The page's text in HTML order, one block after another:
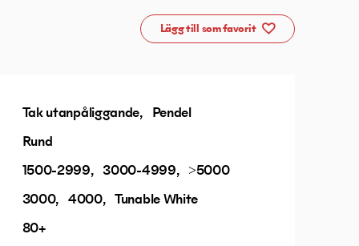
Lägg till som favorit
Tak utanpåliggande
Pendel
Rund
1500-2999
3000-4999
>5000
3000
4000
Tunable White
80+